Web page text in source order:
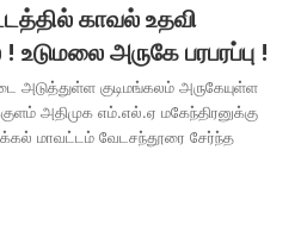
காவல் உதவி
அருகே பரபரப்பு !
அடுத்துள்ள குடிமங்கலம் அருகேயுள்ள
அதிமுக எம்.எல்.ஏ மகேந்திரனுக்கு
மாவட்டம் வேடசந்தூரை சேர்ந்த